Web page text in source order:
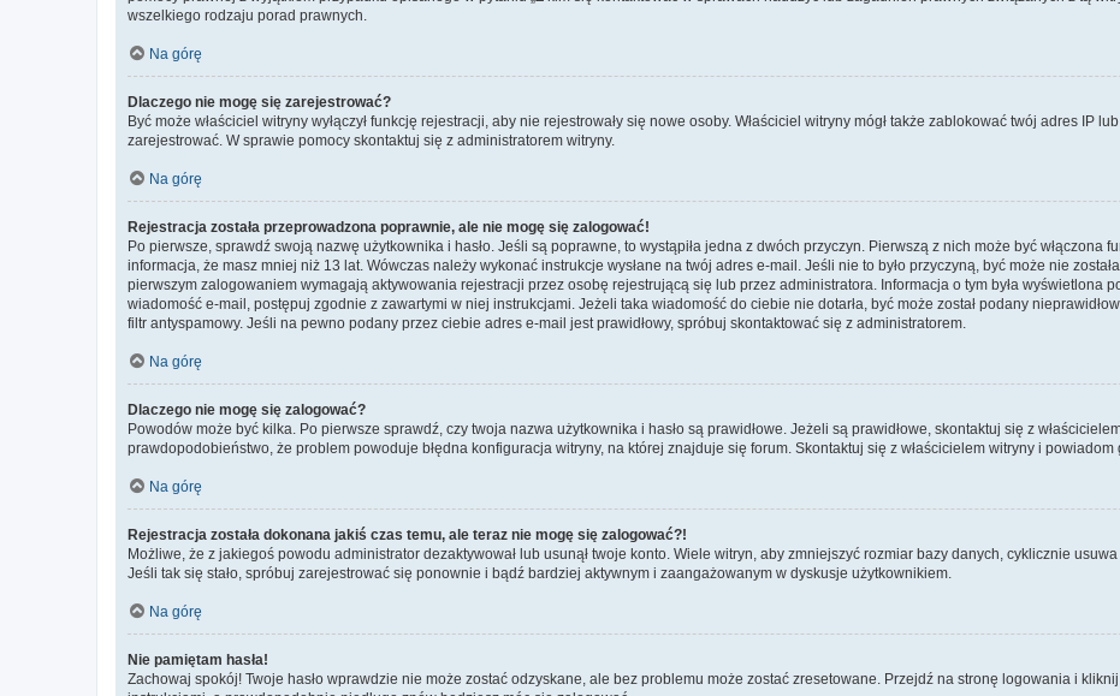
wszelkiego rodzaju porad prawnych.
Na górę
Dlaczego nie mogę się zarejestrować?
Być może właściciel witryny wyłączył funkcję rejestracji, aby nie rejestrowały się nowe osoby. Właściciel witryny mógł także zablokować twój adres IP
zarejestrować. W sprawie pomocy skontaktuj się z administratorem witryny.
Na górę
Rejestracja została przeprowadzona poprawnie, ale nie mogę się zalogować!
Po pierwsze, sprawdź swoją nazwę użytkownika i hasło. Jeśli są poprawne, to wystąpiła jedna z dwóch przyczyn. Pierwszą z nich może być włączona
informacja, że masz mniej niż 13 lat. Wówczas należy wykonać instrukcje wysłane na twój adres e-mail. Jeśli nie to było przyczyną, być może nie
pierwszym zalogowaniem wymagają aktywowania rejestracji przez osobę rejestrującą się lub przez administratora. Informacja o tym była wyświetlona
wiadomość e-mail, postępuj zgodnie z zawartymi w niej instrukcjami. Jeżeli taka wiadomość do ciebie nie dotarła, być może został podany
filtr antyspamowy. Jeśli na pewno podany przez ciebie adres e-mail jest prawidłowy, spróbuj skontaktować się z administratorem.
Na górę
Dlaczego nie mogę się zalogować?
Powodów może być kilka. Po pierwsze sprawdź, czy twoja nazwa użytkownika i hasło są prawidłowe. Jeżeli są prawidłowe, skontaktuj się z
prawdopodobieństwo, że problem powoduje błędna konfiguracja witryny, na której znajduje się forum. Skontaktuj się z właścicielem witryny i
Na górę
Rejestracja została dokonana jakiś czas temu, ale teraz nie mogę się zalogować?!
Możliwe, że z jakiegoś powodu administrator dezaktywował lub usunął twoje konto. Wiele witryn, aby zmniejszyć rozmiar bazy danych, cyklicznie
Jeśli tak się stało, spróbuj zarejestrować się ponownie i bądź bardziej aktywnym i zaangażowanym w dyskusje użytkownikiem.
Na górę
Nie pamiętam hasła!
Zachowaj spokój! Twoje hasło wprawdzie nie może zostać odzyskane, ale bez problemu może zostać zresetowane. Przejdź na stronę logowania i